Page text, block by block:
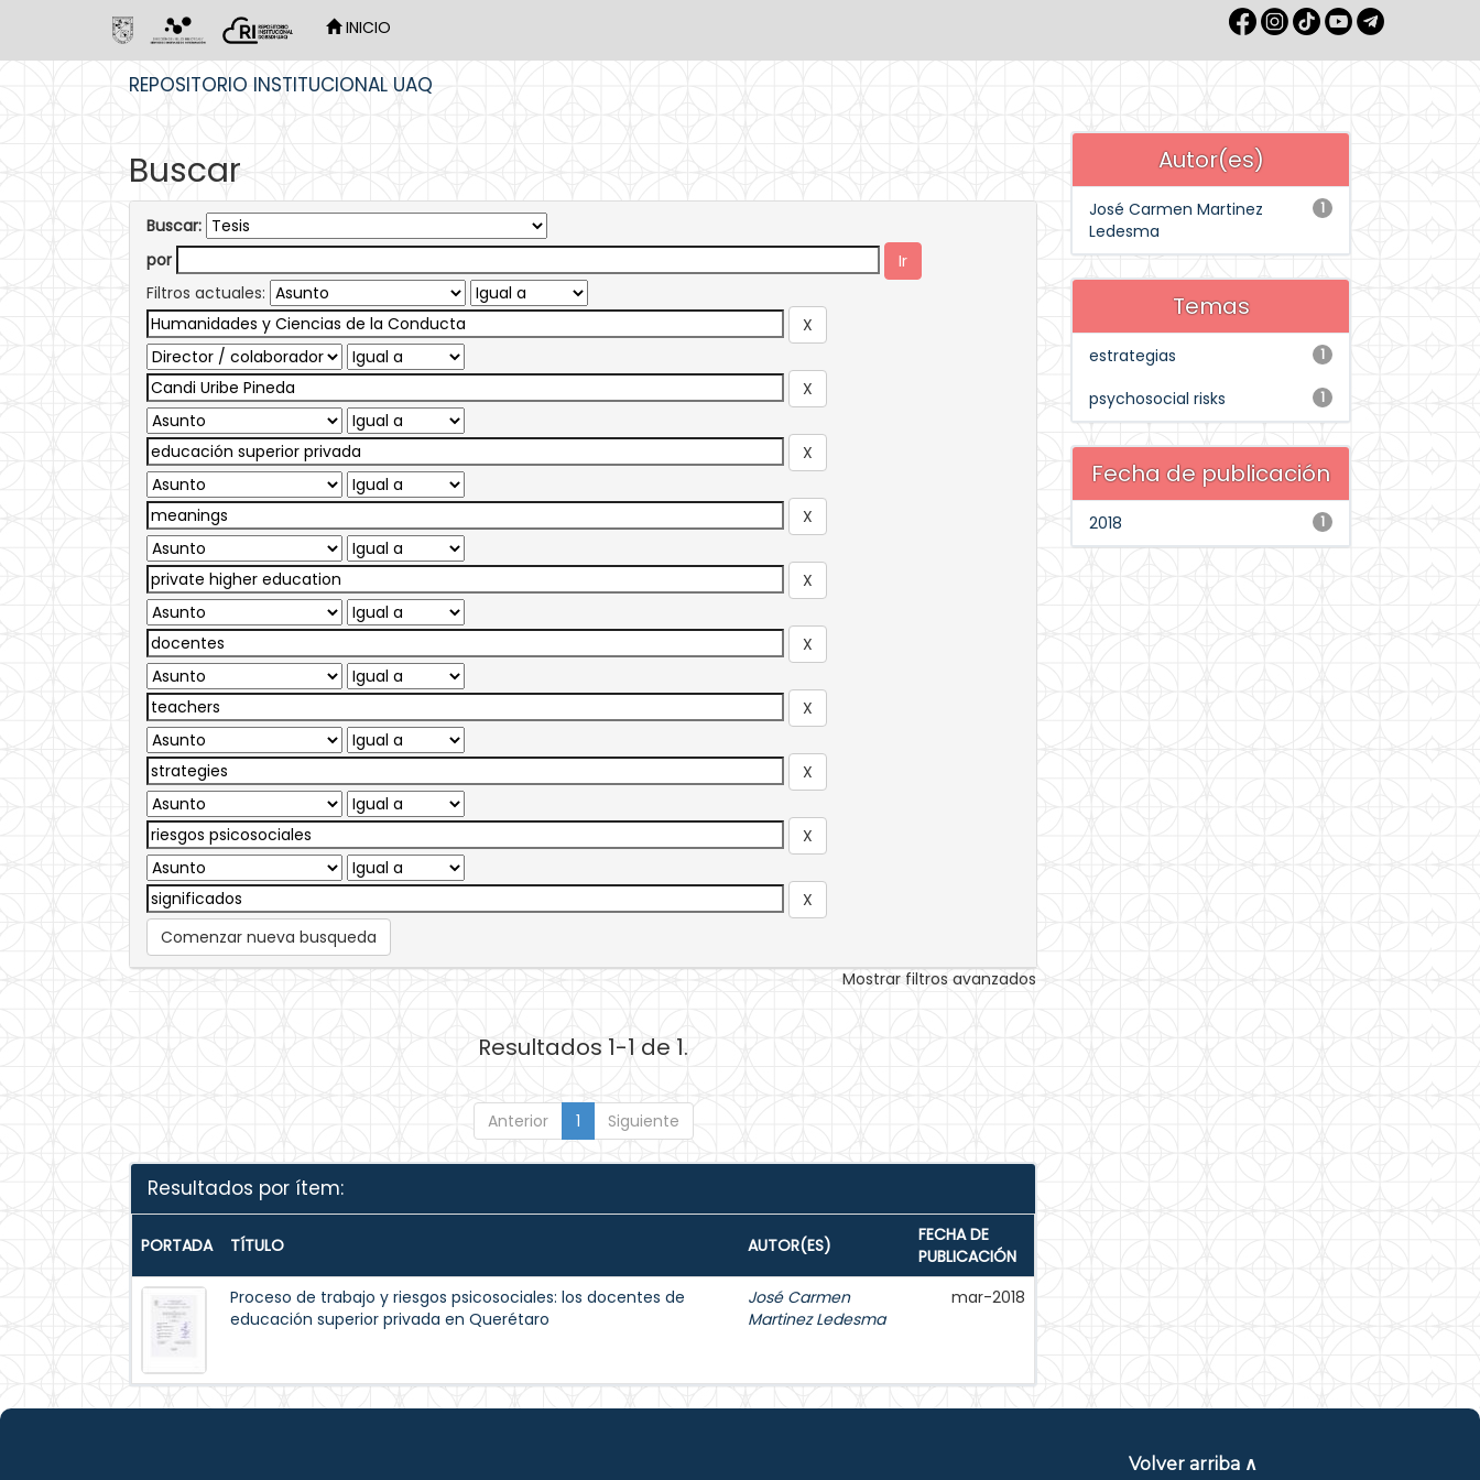
INICIO
REPOSITORIO INSTITUCIONAL UAQ
Buscar
Buscar:
por
Filtros actuales:
Comenzar nueva busqueda
Mostrar filtros avanzados
Resultados 1-1 de 1.
Anterior 1 Siguiente
Resultados por ítem:
PORTADA TÍTULO AUTOR(ES)
FECHA DE
PUBLICACIÓN
Proceso de trabajo y riesgos psicosociales: los docentes de
educación superior privada en Querétaro
José Carmen
Martinez Ledesma
mar-2018
Autor(es)
1
José Carmen Martinez
Ledesma
Temas
1
estrategias
1
psychosocial risks
Fecha de publicación
1
2018
Volver arriba ∧